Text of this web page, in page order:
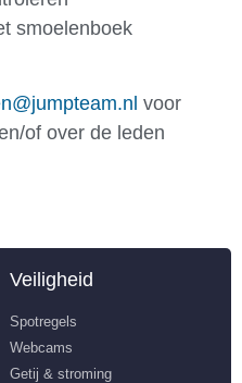
smoelenboek
voor
of over de leden
Veiligheid
Spotregels
Webcams
Getij & stroming